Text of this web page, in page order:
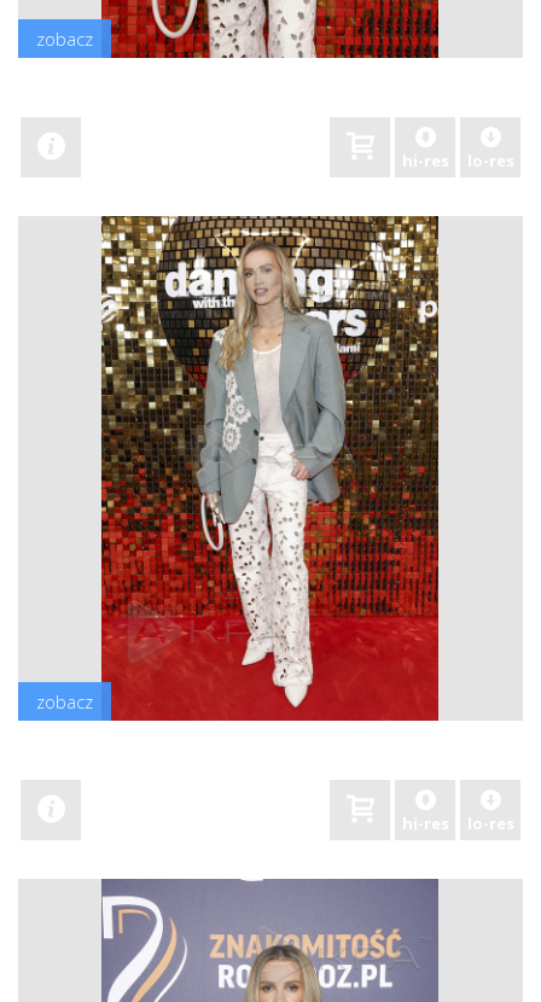
zobacz
hi-res lo-res
zobacz
hi-res lo-res